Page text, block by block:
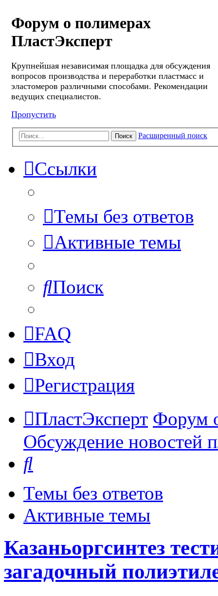
Форум о полимерах
ПластЭксперт
Крупнейшая независимая площадка для обсуждения
вопросов производства и переработки пластмасс и
эластомеров различными способами. Рекомендации
ведущих специалистов.
Пропустить
Поиск Расширенный поиск
Ссылки
Темы без ответов
Активные темы
Поиск
FAQ
Вход
Регистрация
ПластЭксперт Форум
Обсуждение новостей
Темы без ответов
Активные темы
Казаньоргсинтез
загадочный